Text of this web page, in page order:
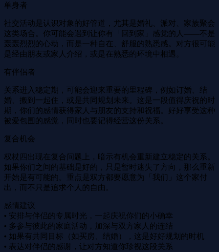
单身者
社交活动是认识对象的好管道，尤其是婚礼、派对、家族聚会
这类场合。你可能会遇到让你有「回到家」感觉的人——不是
轰轰烈烈的心动，而是一种自在、舒服的熟悉感。对方很可能
是经由朋友或家人介绍，或是在熟悉的环境中相遇。
有伴侣者
关系进入稳定期，可能会迎来重要的里程碑，例如订婚、结
婚、搬到一起住，或是共同规划未来。这是一段值得庆祝的时
期，你们的感情获得家人与朋友的支持和祝福。好好享受这种
被爱包围的感觉，同时也要记得经营这份关系。
复合机会
权杖四出现在复合问题上，暗示有机会重新建立稳定的关系。
如果你们之间的基础是好的，只是暂时迷失了方向，那么重新
开始是有可能的。重点是双方都要愿意为「我们」这个家付
出，而不只是追求个人的自由。
感情建议
• 安排与伴侣的专属时光，一起庆祝你们的小确幸
• 多参与彼此的家庭活动，加深与双方家人的连结
• 如果有共同目标（如买房、结婚），这是好好规划的时机
• 表达对伴侣的感谢，让对方知道你珍视这段关系